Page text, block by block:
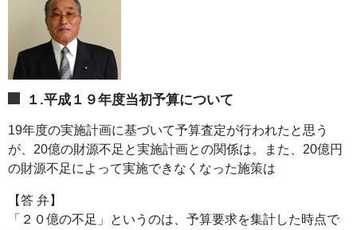
１.平成１９年度当初予算について
19年度の実施計画に基づいて予算査定が行われたと思う
が、20億の財源不足と実施計画との関係は。また、20億円
の財源不足によって実施できなくなった施策は
【答 弁】
「２０億の不足」というのは、予算要求を集計した時点で